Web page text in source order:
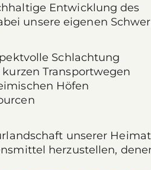
Entwicklung des
unsere eigenen
Schlachtung
Transportwegen
Höfen
unserer
herzustellen,